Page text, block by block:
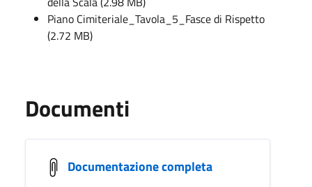
Piano Cimiteriale_Tavola_5_Fasce di Rispetto
(2.72 MB)
Documenti
Documentazione completa